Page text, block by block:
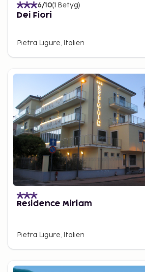
6/10(1 Betyg)
Dei Fiori
Pietra Ligure, Italien
Residence Miriam
Pietra Ligure, Italien